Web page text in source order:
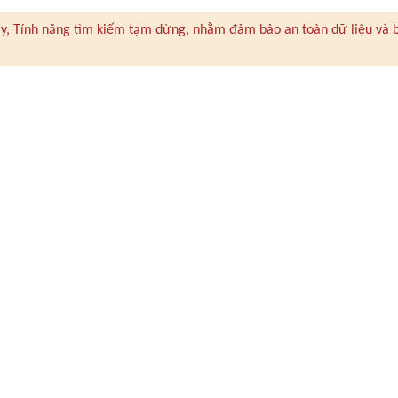
Tính năng tìm kiếm tạm dừng, nhằm đảm bảo an toàn dữ liệu và